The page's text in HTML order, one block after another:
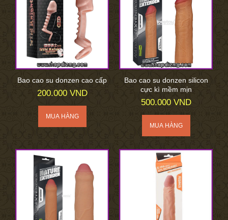
Bao cao su donzen cao cấp
200.000 VND
Bao cao su donzen silicon
cực kì mềm mịn
500.000 VND